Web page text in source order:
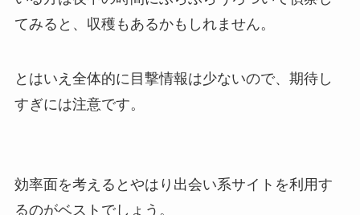
てみると、収穫もあるかもしれません。
とはいえ全体的に目撃情報は少ないので、期待し
すぎには注意です。
効率面を考えるとやはり出会い系サイトを利用す
るのがベストでしょう。